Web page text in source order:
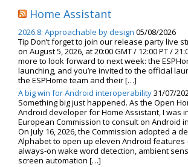
Home Assistant
2026.8: Approachable by design 05/08/2026
Tip Don’t forget to join our release party live
on August 5, 2026, at 20:00 GMT / 12:00 PT /
more to look forward to next week: the
launching, and you’re invited to the official
the ESPHome team and their […]
A big win for Android interoperability31/07/
Something big just happened. As the Open
Android developer for Home Assistant, I was
European Commission to consult on Android
On July 16, 2026, the Commission adopted a
Alphabet to open up eleven Android
always-on wake word detection, ambient
screen automation […]